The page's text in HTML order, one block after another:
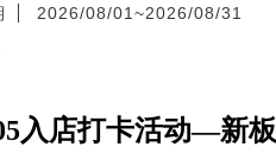
2026/08/01~2026/08/31
入店打卡活动—新板